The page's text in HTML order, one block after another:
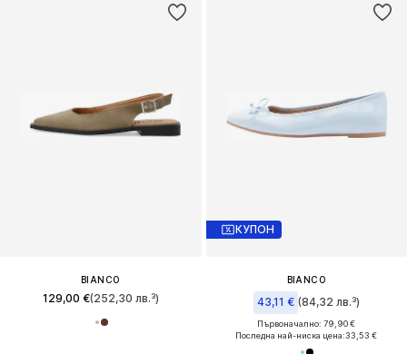
BIANCO
129,00 €(252,30 лв.³)
КУПОН
BIANCO
43,11 € (84,32 лв.³)
Първоначално: 79,90 €
Последна най-ниска цена:33,53 €